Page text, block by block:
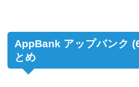
AppBank アップバンク
とめ